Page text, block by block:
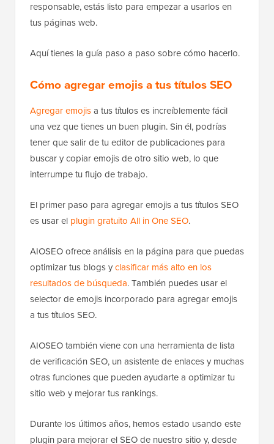
responsable, estás listo para empezar a usarlos en
tus páginas web.
Aquí tienes la guía paso a paso sobre cómo hacerlo.
Cómo agregar emojis a tus títulos SEO
Agregar emojisa tus títulos es increíblemente fácil
una vez que tienes un buen plugin. Sin él, podrías
tener que salir de tu editor de publicaciones para
buscar y copiar emojis de otro sitio web, lo que
interrumpe tu flujo de trabajo.
El primer paso para agregar emojis a tus títulos SEO
es usar el plugin gratuito All in One SEO.
AIOSEO ofrece análisis en la página para que puedas
optimizar tus blogs yclasificar más alto en los
resultados de búsqueda. También puedes usar el
selector de emojis incorporado para agregar emojis
a tus títulos SEO.
AIOSEO también viene con una herramienta de lista
de verificación SEO, un asistente de enlaces y muchas
otras funciones que pueden ayudarte a optimizar tu
sitio web y mejorar tus rankings.
Durante los últimos años, hemos estado usando este
plugin para mejorar el SEO de nuestro sitio y, desde